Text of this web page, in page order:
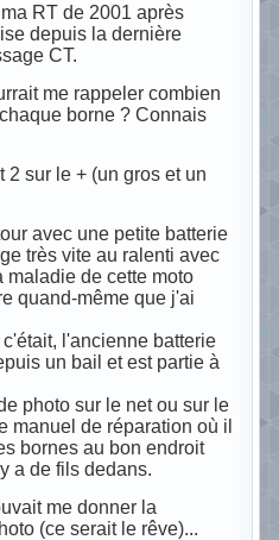
RT de 2001 après
depuis la dernière
CT.
me rappeler combien
borne ? Connais
2 sur le + (un gros et un
avec une petite batterie
très vite au ralenti avec
maladie de cette moto
quand-même que j'ai
l'ancienne batterie
un bail et est partie à
photo sur le net ou sur le
manuel de réparation où il
bornes au bon endroit
a de fils dedans.
me donner la
(ce serait le rêve)...